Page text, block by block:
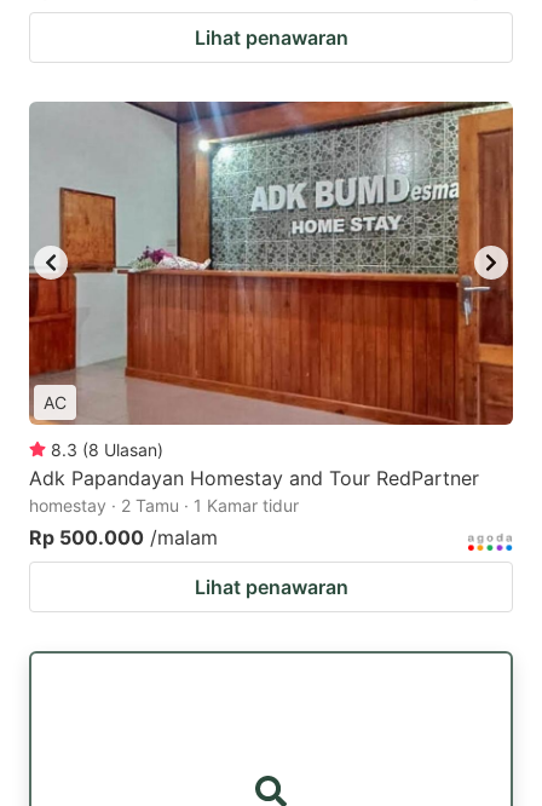
Lihat penawaran
AC
8.3 (8 Ulasan)
Adk Papandayan Homestay and Tour RedPartner
homestay · 2 Tamu · 1 Kamar tidur
Rp 500.000 /malam
Lihat penawaran